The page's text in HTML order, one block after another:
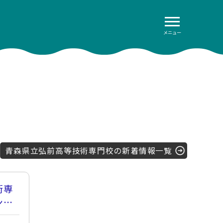
メニュー
青森県立弘前高等技術専門校の新着情報一覧
専